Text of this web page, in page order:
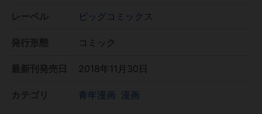
ビッグコミックス
コミック
2018年11月30日
青年漫画 漫画